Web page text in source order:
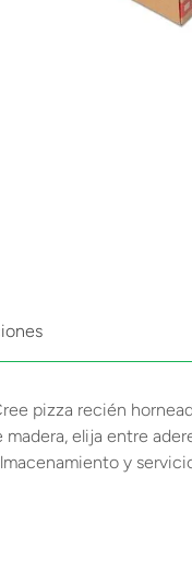
pizza recién
elija entre
y